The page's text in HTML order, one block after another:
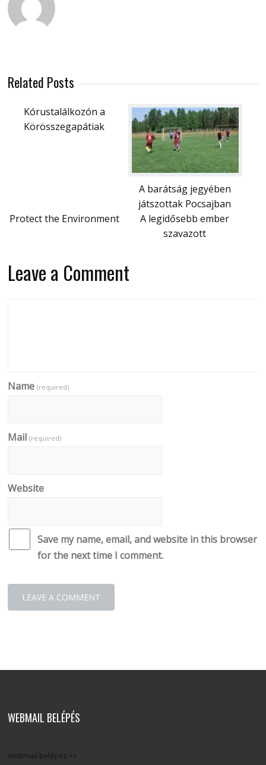
Related Posts
Kórustalálkozón a
Körösszegapátiak
A barátság jegyében
játszottak Pocsajban
Protect the Environment
A legidősebb ember
szavazott
Leave a Comment
Name(required)
Mail(required)
Website
Save my name, email, and website in this browser
for the next time I comment.
WEBMAIL BELÉPÉS
Webmail belépés >>